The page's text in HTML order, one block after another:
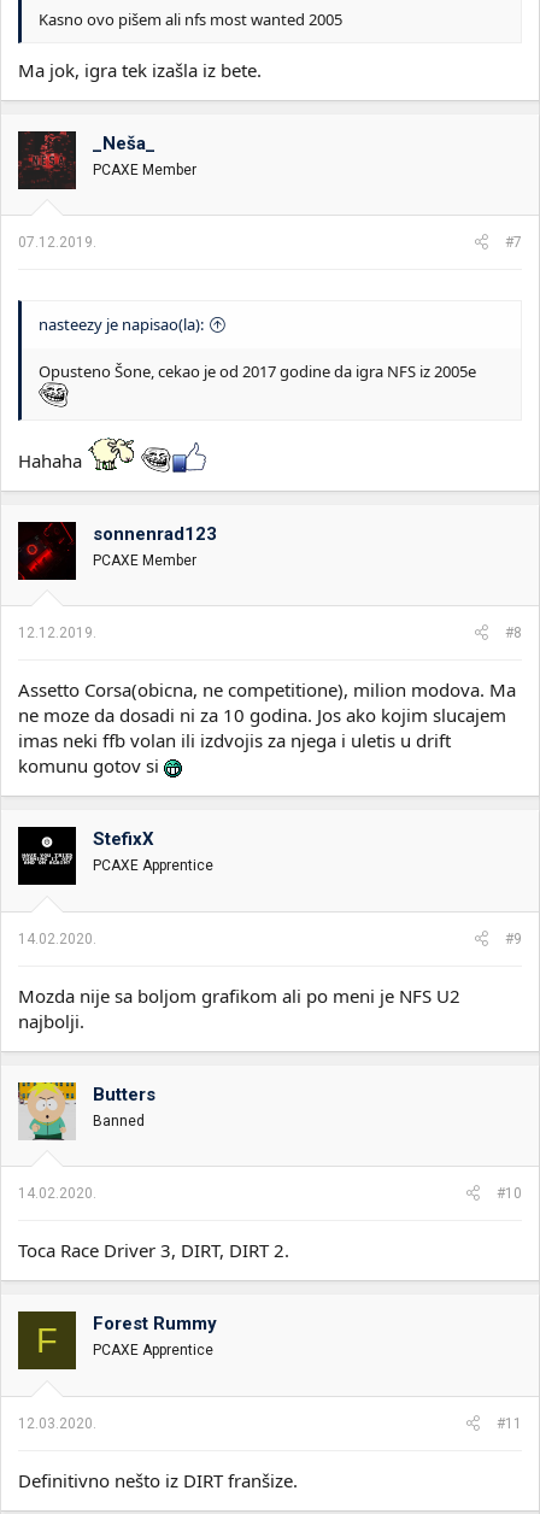
Kasno ovo pišem ali nfs most wanted 2005
Ma jok, igra tek izašla iz bete.
_Neša_
PCAXE Member
07.12.2019. #7
nasteezy je napisao(la):
Opusteno Šone, cekao je od 2017 godine da igra NFS iz 2005e
Hahaha
sonnenrad123
PCAXE Member
12.12.2019. #8
Assetto Corsa(obicna, ne competitione), milion modova. Ma
ne moze da dosadi ni za 10 godina. Jos ako kojim slucajem
imas neki ffb volan ili izdvojis za njega i uletis u drift
komunu gotov si
StefixX
PCAXE Apprentice
14.02.2020. #9
Mozda nije sa boljom grafikom ali po meni je NFS U2
najbolji.
Butters
Banned
14.02.2020. #10
Toca Race Driver 3, DIRT, DIRT 2.
F Forest Rummy
PCAXE Apprentice
12.03.2020. #11
Definitivno nešto iz DIRT franšize.